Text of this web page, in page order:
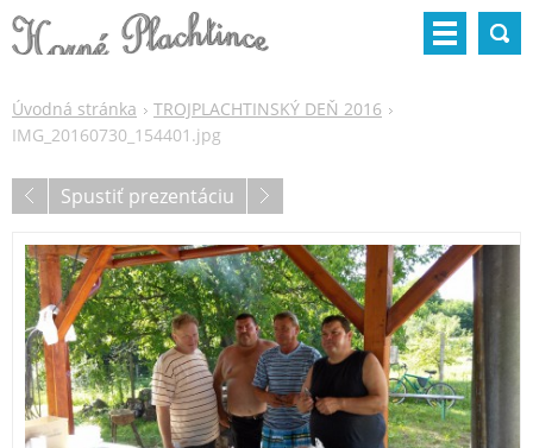
Úvodná stránka
TROJPLACHTINSKÝ DEŇ 2016
IMG_20160730_154401.jpg
Spustiť prezentáciu